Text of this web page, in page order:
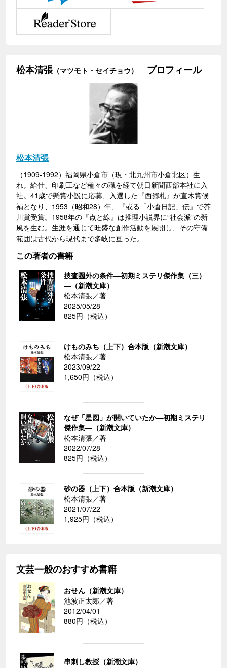
松本清張（マツモト・セイチョウ） プロフィール
松本清張
（1909-1992）福岡県小倉市（現・北九州市小倉北区）生
れ。給仕、印刷工など種々の職を経て朝日新聞西部本社に入
社。41歳で懸賞小説に応募、入選した『西郷札』が直木賞候
補となり、1953（昭和28）年、『或る「小倉日記」伝』で芥
川賞受賞。1958年の『点と線』は推理小説界に“社会派”の新
風を生む。生涯を通じて旺盛な創作活動を展開し、その守備
範囲は古代から現代まで多岐に亘った。
この著者の書籍
捜査圏外の条件―初期ミステリ傑作集（三）
―（新潮文庫）
松本清張／著
2025/05/28
825円（税込）
けものみち（上下）合本版（新潮文庫）
松本清張／著
2023/09/22
1,650円（税込）
なぜ「星図」が開いていたか―初期ミステリ
傑作集―（新潮文庫）
松本清張／著
2022/07/28
825円（税込）
砂の器（上下）合本版（新潮文庫）
松本清張／著
2021/07/22
1,925円（税込）
文芸一般のおすすめ書籍
おせん（新潮文庫）
池波正太郎／著
2012/04/01
880円（税込）
串刺し教授（新潮文庫）